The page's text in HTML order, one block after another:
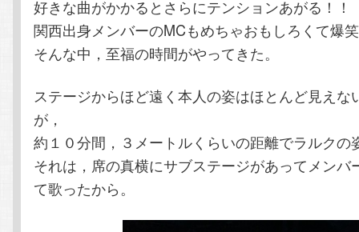
好きな曲がかかるとさらにテンションあがる！！
関西出身メンバーのMCもめちゃおもしろくて爆
そんな中，至福の時間がやってきた。
ステージからほど遠く本人の姿はほとんど見えな
が，
約１０分間，３メートルくらいの距離でラルクの
それは，席の真横にサブステージがあってメンバ
て歌ったから。